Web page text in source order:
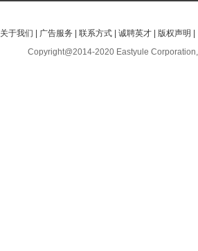
关于我们 广告服务 |联系方式 |诚聘英才 版权声明
Copyright@2014-2020 Eastyule